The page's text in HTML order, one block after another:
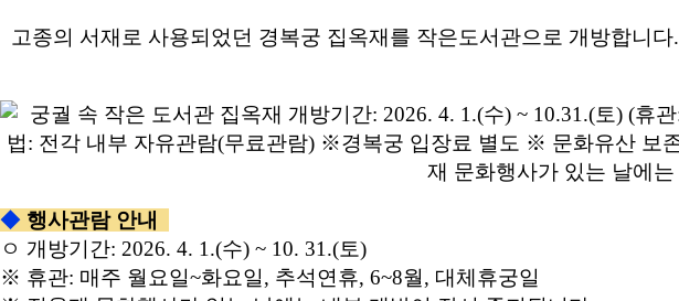
고종의 서재로 사용되었던 경복궁 집옥재를 작은도서관으로 개방합니다.
◆ 행사관람안내
ㅇ 개방기간: 2026. 4. 1.(수) ~ 10. 31.(토)
※ 휴관: 매주 월요일~화요일, 추석연휴, 6~8월, 대체휴궁일